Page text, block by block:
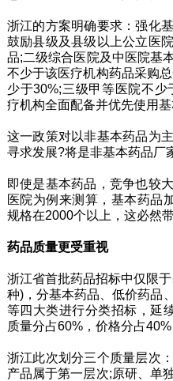
浙江的方案明确要求：强化
鼓励县级及县级以上公立医
品;二级综合医院及中医院基
不少于该医疗机构药品采购
少于30%;三级甲等医院不
疗机构全面配备并优先使用基
这一政策对以非基本药品为
寻求发展?将是非基本药品厂
即使是基本药品，竞争也较
医院为例来测算，基本药品
规格在2000个以上，这必然带
药品质量更受重视
浙江省首批药品招标中仅限
种)，分基本药品、低价药品
等四大类进行分类招标，延
质量分占60%，价格分占
浙江此次划分三个质量层次
产品属于第一层次;原研、单